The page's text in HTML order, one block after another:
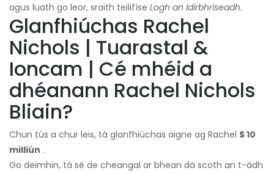
agus luath go leor, sraith teilifíse Logh an Idirbhriseadh.
Glanfhiúchas Rachel
Nichols | Tuarastal &
Ioncam | Cé mhéid a
dhéanann Rachel Nichols
Bliain?
Chun tús a chur leis, tá glanfhiúchas aigne ag Rachel $ 10
milliún .
Go deimhin, tá sé de cheangal ar bhean dá scoth an t-ádh